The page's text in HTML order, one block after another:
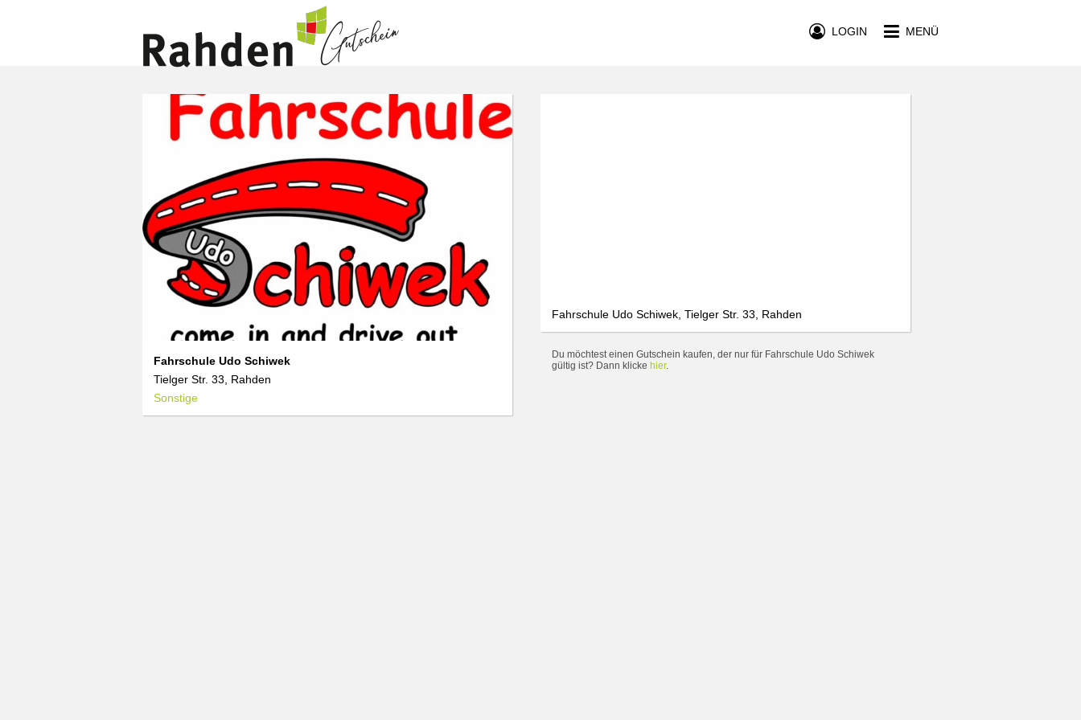
MENÜ
LOGIN
Fahrschule Udo Schiwek
Tielger Str. 33, Rahden
Sonstige
Fahrschule Udo Schiwek, Tielger Str. 33, Rahden
Du möchtest einen Gutschein kaufen, der nur für Fahrschule Udo Schiwek
gültig ist? Dann klicke hier.